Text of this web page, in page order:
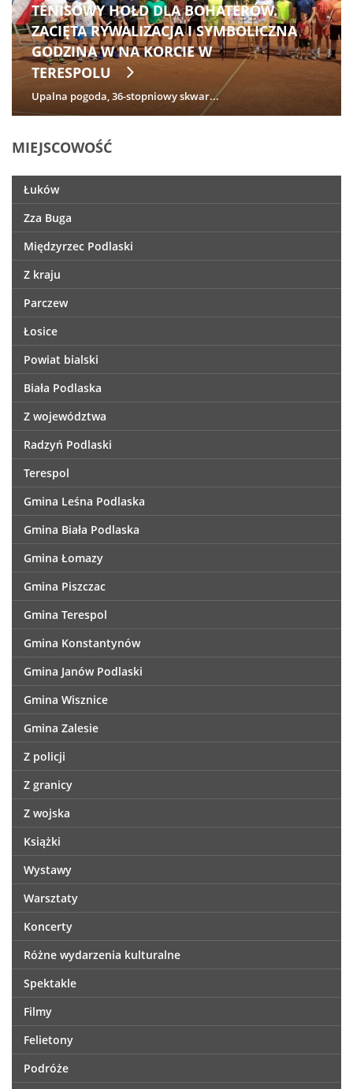
TENISOWY HOŁD DLA BOHATERÓW.
ZACIĘTA RYWALIZACJA I SYMBOLICZNA
GODZINA W NA KORCIE W
TERESPOLU
Upalna pogoda, 36-stopniowy skwar...
MIEJSCOWOŚĆ
Łuków
Zza Buga
Międzyrzec Podlaski
Z kraju
Parczew
Łosice
Powiat bialski
Biała Podlaska
Z województwa
Radzyń Podlaski
Terespol
Gmina Leśna Podlaska
Gmina Biała Podlaska
Gmina Łomazy
Gmina Piszczac
Gmina Terespol
Gmina Konstantynów
Gmina Janów Podlaski
Gmina Wisznice
Gmina Zalesie
Z policji
Z granicy
Z wojska
Książki
Wystawy
Warsztaty
Koncerty
Różne wydarzenia kulturalne
Spektakle
Filmy
Felietony
Podróże